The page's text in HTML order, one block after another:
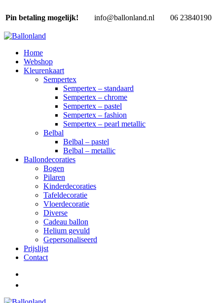
Pin betaling mogelijk! info@ballonland.nl 06 23840190
Home
Webshop
Kleurenkaart
Sempertex
Sempertex – standaard
Sempertex – chrome
Sempertex – pastel
Sempertex – fashion
Sempertex – pearl metallic
Belbal
Belbal – pastel
Belbal – metallic
Ballondecoraties
Bogen
Pilaren
Kinderdecoraties
Tafeldecoratie
Vloerdecoratie
Diverse
Cadeau ballon
Helium gevuld
Gepersonaliseerd
Prijslijst
Contact